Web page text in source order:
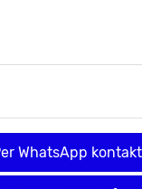
WhatsApp